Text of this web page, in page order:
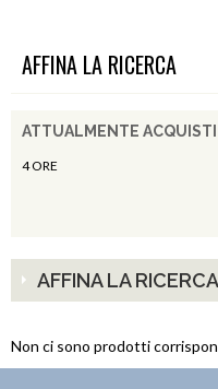
AFFINA LA RICERCA
ATTUALMENTE ACQUISTI
4 ORE
AFFINA LA RICERCA
Non ci sono prodotti